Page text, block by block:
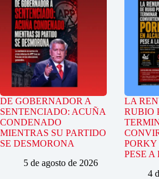
DE GOBERNADOR A
SENTENCIADO: ACUÑA
CONDENADO
MIENTRAS SU PARTIDO
SE DESMORONA
5 de agosto de 2026
LA
RUBIO
PESE
4